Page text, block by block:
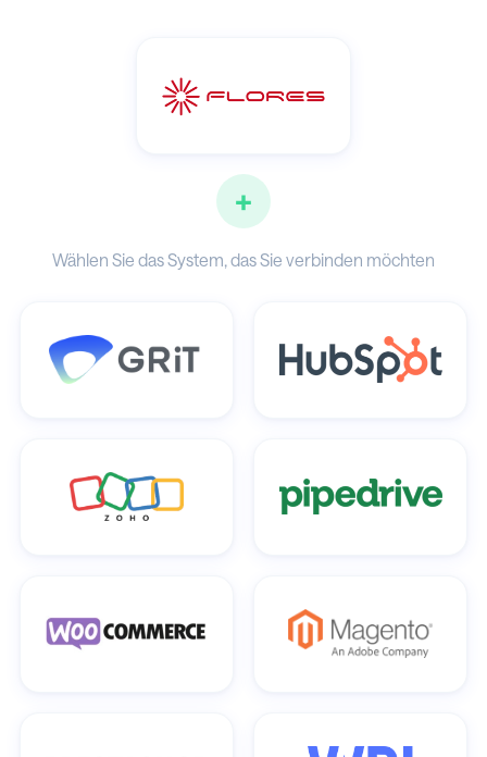
+
Wählen Sie das System, das Sie verbinden möchten